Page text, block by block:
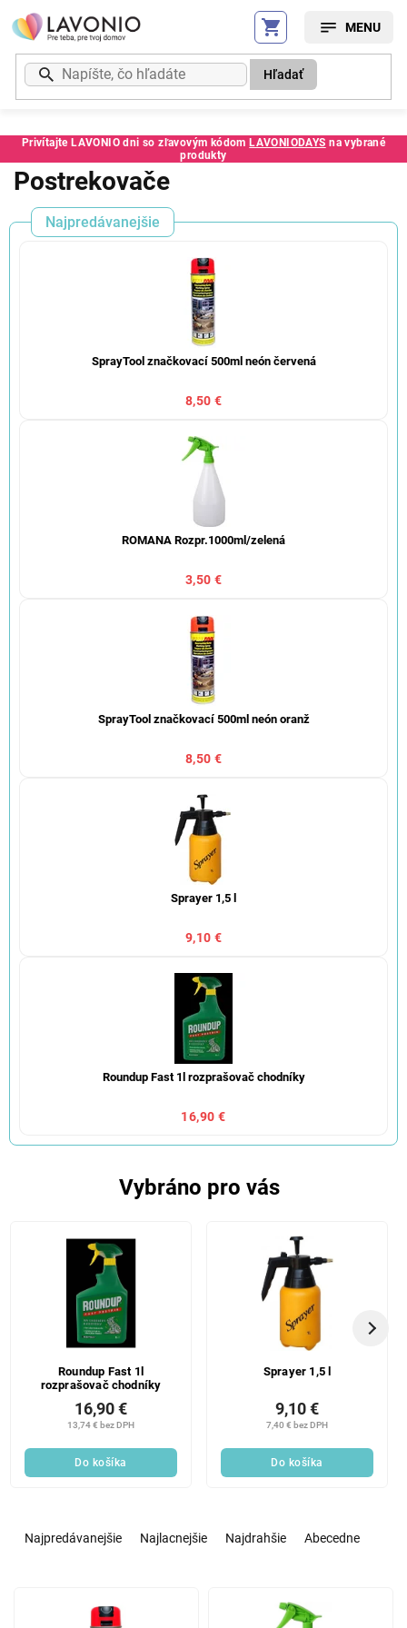
Prejsť
na
obsah
Privítajte LAVONIO dni so zľavovým kódom LAVONIODAYS na vybrané
produkty
Hľadať
Postrekovače
Najpredávanejšie
SprayTool značkovací 500ml neón červená
8,50 €
ROMANA Rozpr.1000ml/zelená
3,50 €
SprayTool značkovací 500ml neón oranž
8,50 €
Sprayer 1,5 l
9,10 €
Roundup Fast 1l rozprašovač chodníky
16,90 €
Vybráno pro vás
Roundup Fast 1l
rozprašovač chodníky
13,74 € bez DPH
16,90 €
Do košíka
Sprayer 1,5 l
7,40 € bez DPH
9,10 €
Do košíka
Najpredávanejšie Najlacnejšie Najdrahšie Abecedne